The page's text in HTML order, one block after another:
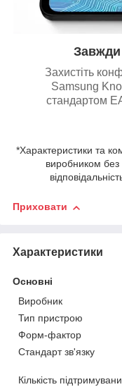
Завжди
Захистіть
Samsung
стандартом
*Характеристики та
виробником
Приховати
Характеристики
Основні
Виробник
Тип пристрою
Форм-фактор
Стандарт зв'язку
Кількість